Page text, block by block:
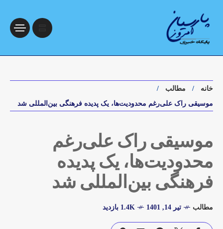
خانه
مطالب
موسیقی راک علی‌رغم محدودیت‌ها، یک پدیده فرهنگی بین‌المللی شد
موسیقی راک علی‌رغم
محدودیت‌ها، یک پدیده
فرهنگی بین‌المللی شد
مطالب تیر 14, 1401 1.4K بازدید